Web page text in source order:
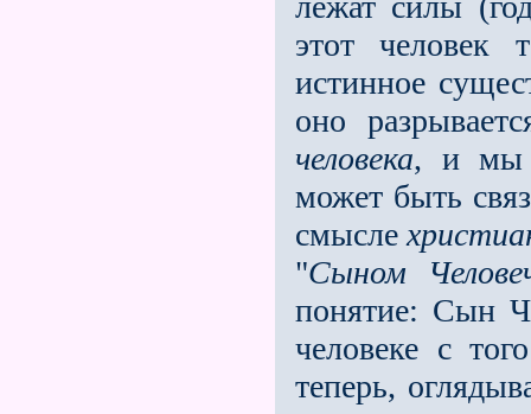
этот человек
истинное
оно
человека, и мы
может быть
смысле
"Сыном
понятие: Сын
человеке с
теперь,